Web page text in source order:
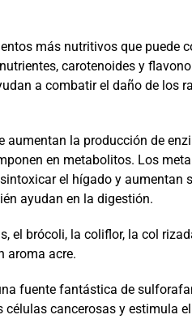
más nutritivos que puede
carotenoides y
a combatir el daño de los
aumentan la producción de
en metabolitos. Los
el hígado y aumentan
ayudan en la digestión.
el brócoli, la coliflor, la col
aroma acre.
fuente fantástica de
cancerosas y estimula